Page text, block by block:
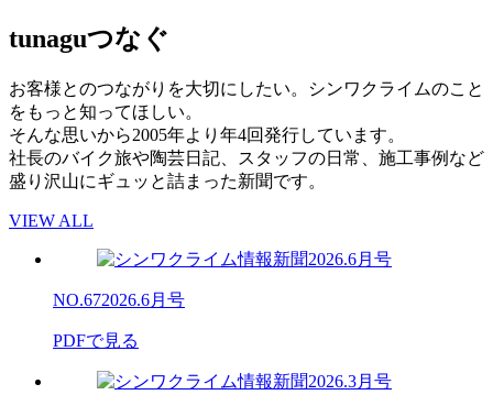
tunaguつなぐ
お客様とのつながりを大切にしたい。シンワクライムのこと
をもっと知ってほしい。
そんな思いから2005年より年4回発行しています。
社長のバイク旅や陶芸日記、スタッフの日常、施工事例など
盛り沢山にギュッと詰まった新聞です。
VIEW ALL
NO.672026.6月号
PDFで見る